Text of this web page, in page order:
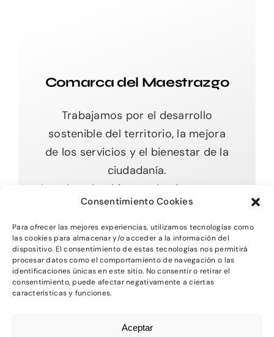
Consentimiento Cookies
Para ofrecer las mejores experiencias, utilizamos tecnologías como
las cookies para almacenar y/o acceder a la información del
dispositivo. El consentimiento de estas tecnologías nos permitirá
procesar datos como el comportamiento de navegación o las
identificaciones únicas en este sitio. No consentir o retirar el
consentimiento, puede afectar negativamente a ciertas
características y funciones.
Aceptar
Comarca del Maestrazgo
Trabajamos por el desarrollo
sostenible del territorio, la mejora
de los servicios y el bienestar de la
ciudadanía.
Impulsando el futuro desde nuestras
raíces.
Toggle
Navigation
Inicio
Aviso Legal-Política de Privacidad